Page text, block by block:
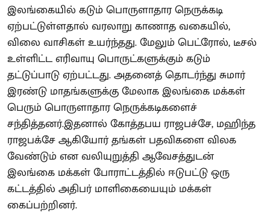
இலங்கையில் கடும் பொருளாதார நெருக்கடி
ஏற்பட்டுள்ளதால் வரலாறு காணாத வகையில்,
விலை வாசிகள் உயர்ந்தது. மேலும் பெட்ரோல், டீசல்
உள்ளிட்ட எரிவாயு பொருட்களுக்கும் கடும்
தட்டுப்பாடு ஏற்பட்டது. அதனைத் தொடர்ந்து சுமார்
இரண்டு மாதங்களுக்கு மேலாக இலங்கை மக்கள்
பெரும் பொருளாதார நெருக்கடிகளைச்
சந்தித்தனர்.இதனால் கோத்தபய ராஜபச்சே, மஹிந்த
ராஜபக்சே ஆகியோர் தங்கள் பதவிகளை விலக
வேண்டும் என வலியுறுத்தி ஆவேசத்துடன்
இலங்கை மக்கள் போராட்டத்தில் ஈடுபட்டு ஒரு
கட்டத்தில் அதிபர் மாளிகையையும் மக்கள்
கைப்பற்றினர்.